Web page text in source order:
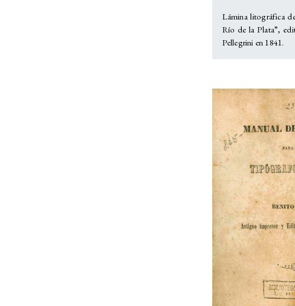
Lámina litográfica
Río de la Plata”,
Pellegrini en 1841.